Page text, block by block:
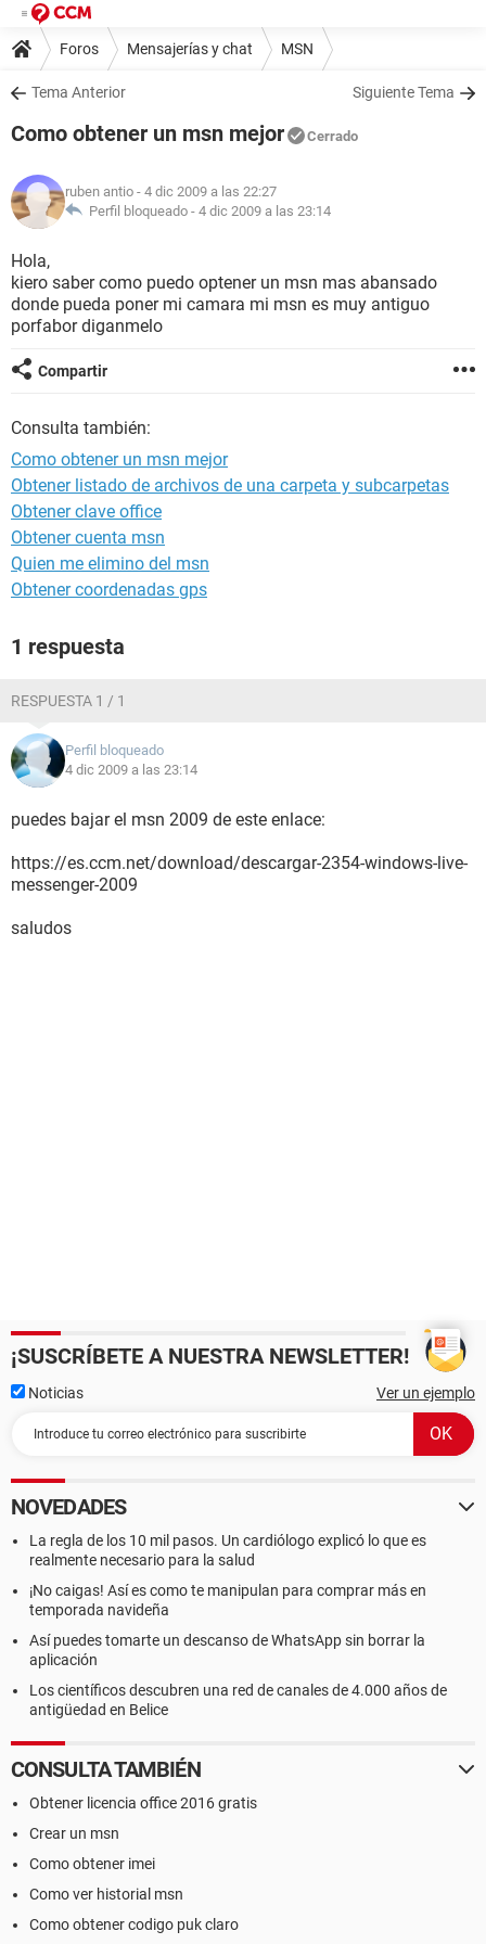
Foros Mensajerías y chat MSN
Tema Anterior Siguiente Tema
Como obtener un msn mejor Cerrado
ruben antio - 4 dic 2009 a las 22:27
Perfil bloqueado - 4 dic 2009 a las 23:14
Hola,
kiero saber como puedo optener un msn mas abansado
donde pueda poner mi camara mi msn es muy antiguo
porfabor diganmelo
Compartir
Consulta también:
Como obtener un msn mejor
Obtener listado de archivos de una carpeta y subcarpetas
Obtener clave office
Obtener cuenta msn
Quien me elimino del msn
Obtener coordenadas gps
1 respuesta
RESPUESTA 1 / 1
Perfil bloqueado
4 dic 2009 a las 23:14
puedes bajar el msn 2009 de este enlace:
https://es.ccm.net/download/descargar-2354-windows-live-
messenger-2009
saludos
¡SUSCRÍBETE A NUESTRA NEWSLETTER!
Noticias Ver un ejemplo
NOVEDADES
La regla de los 10 mil pasos. Un cardiólogo explicó lo que es
realmente necesario para la salud
¡No caigas! Así es como te manipulan para comprar más en
temporada navideña
Así puedes tomarte un descanso de WhatsApp sin borrar la
aplicación
Los científicos descubren una red de canales de 4.000 años de
antigüedad en Belice
CONSULTA TAMBIÉN
Obtener licencia office 2016 gratis
Crear un msn
Como obtener imei
Como ver historial msn
Como obtener codigo puk claro